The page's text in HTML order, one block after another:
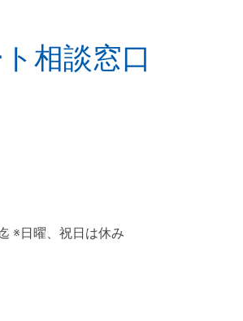
相談窓口
※日曜、祝日は休み